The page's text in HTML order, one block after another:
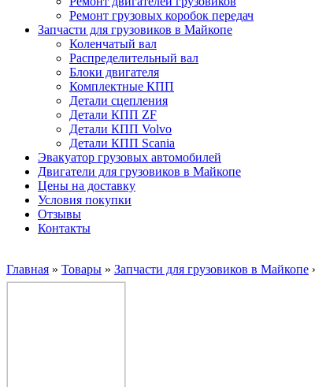
Ремонт грузовых коробок передач
Запчасти для грузовиков в Майкопе
Коленчатый вал
Распределительный вал
Блоки двигателя
Комплектные КПП
Детали сцепления
Детали КПП ZF
Детали КПП Volvo
Детали КПП Scania
Эвакуатор грузовых автомобилей
Двигатели для грузовиков в Майкопе
Цены на доставку
Условия покупки
Отзывы
Контакты
Главная » Товары » Запчасти для грузовиков в Майкопе